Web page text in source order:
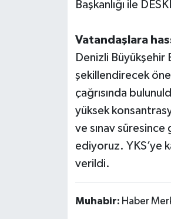
Başkanlığı ile
Vatandaşlara
Denizli Büyükşehir
şekillendirecek
çağrısında
yüksek
ve sınav süresince
ediyoruz. YKS’ye
verildi.
Muhabir: Haber